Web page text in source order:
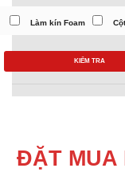
Làm kín Foam
KIỂM TRA
ĐẶT MUA